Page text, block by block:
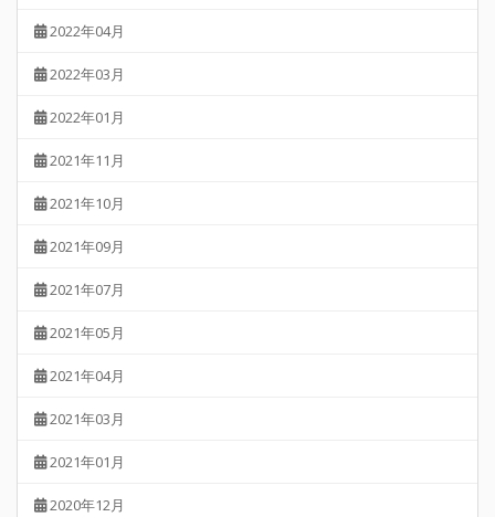
2022年04月
2022年03月
2022年01月
2021年11月
2021年10月
2021年09月
2021年07月
2021年05月
2021年04月
2021年03月
2021年01月
2020年12月